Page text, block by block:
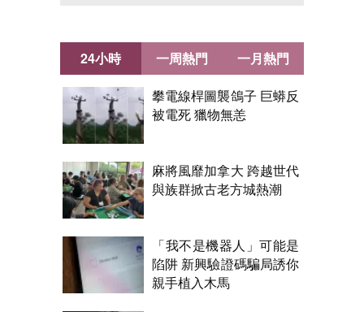
24小時
攀電線桿圖襲鴿子 巨蟒反
被電死 獵物無恙
麻將風靡加拿大 跨越世代
與族群掀古老方城熱潮
「我不是機器人」可能是
陷阱 新興驗證碼騙局誘你
親手植入木馬
一周熱門 一月熱門